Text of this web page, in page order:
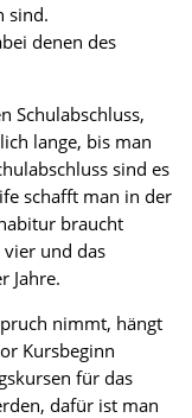
sind.
denen des
Schulabschluss,
lange, bis man
sind es
schafft man in der
braucht
und das
Jahre.
nimmt, hängt
Kursbeginn
für das
dafür ist man